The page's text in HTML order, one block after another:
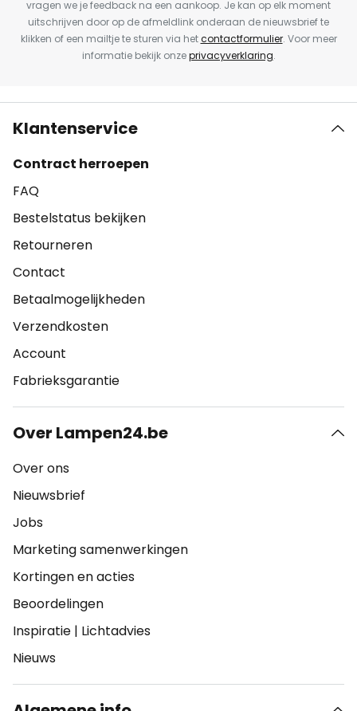
vragen we je feedback na een aankoop. Je kan op elk moment
uitschrijven door op de afmeldlink onderaan de nieuwsbrief te
klikken of een mailtje te sturen via hetcontactformulier. Voor meer
informatie bekijk onzeprivacyverklaring.
Klantenservice
Contract herroepen
FAQ
Bestelstatus bekijken
Retourneren
Contact
Betaalmogelijkheden
Verzendkosten
Account
Fabrieksgarantie
Over Lampen24.be
Over ons
Nieuwsbrief
Jobs
Marketing samenwerkingen
Kortingen en acties
Beoordelingen
Inspiratie | Lichtadvies
Nieuws